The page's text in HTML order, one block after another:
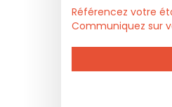
Référencez votre
Communiquez sur